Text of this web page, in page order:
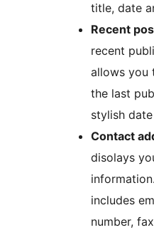
title, date
Recent
recent
allows you
the last
stylish
Contact
disolays
includes
number,